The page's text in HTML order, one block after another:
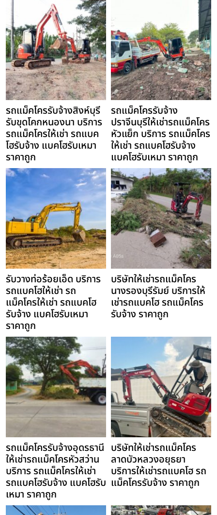
รถแม็คโครรับจ้างสิงห์บุรี
รับขุดโคกหนองนา บริการ
รถแม็คโครให้เช่า รถแบค
โฮรับจ้าง แบคโฮรับเหมา
ราคาถูก
รถแม็คโครรับจ้าง
ปราจีนบุรีให้เช่ารถแม็คโคร
หัวแย็ก บริการ รถแม็คโคร
ให้เช่า รถแบคโฮรับจ้าง
แบคโฮรับเหมา ราคาถูก
รับวางท่อร้อยเอ็ด บริการ
รถแบคโฮให้เช่า รถ
แม็คโครให้เช่า รถแบคโฮ
รับจ้าง แบคโฮรับเหมา
ราคาถูก
บริษัทให้เช่ารถแม็คโคร
นางรองบุรีรัมย์ บริการให้
เช่ารถแบคโฮ รถแม็คโคร
รับจ้าง ราคาถูก
รถแม็คโครรับจ้างอุดรธานี
ให้เช่ารถแม็คโครหัวสว่าน
บริการ รถแม็คโครให้เช่า
รถแบคโฮรับจ้าง แบคโฮรับ
เหมา ราคาถูก
บริษัทให้เช่ารถแม็คโคร
ลาดบัวหลวงอยุธยา
บริการให้เช่ารถแบคโฮ รถ
แม็คโครรับจ้าง ราคาถูก